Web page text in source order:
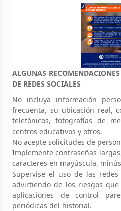
ALGUNAS
DE REDES SOCIALES
No incluya información
frecuenta, su ubicación real,
telefónicos, fotografías de
centros educativos y otros.
No acepte solicitudes de
Implemente contraseñas
caracteres en mayúscula,
Supervise el uso de las
advirtiendo de los riesgos
aplicaciones de control
periódicas del historial.